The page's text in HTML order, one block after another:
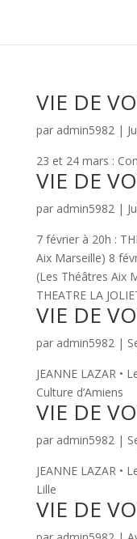
VIE DE
par admin5982|
23 et 24 mars :
VIE DE
par admin5982|
7 février à 20h :
Aix Marseille) 8
(Les Théâtres Aix
THEATRE LA
VIE DE
par admin5982|
JEANNE LAZAR •
Culture d’Amiens
VIE DE
par admin5982|
JEANNE LAZAR •
Lille
VIE DE